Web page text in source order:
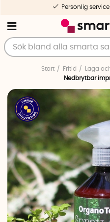
Personlig
Start Fritid Laga
Nedbrytbar